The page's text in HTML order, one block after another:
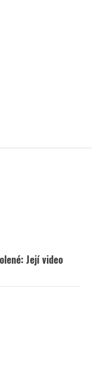
Její video